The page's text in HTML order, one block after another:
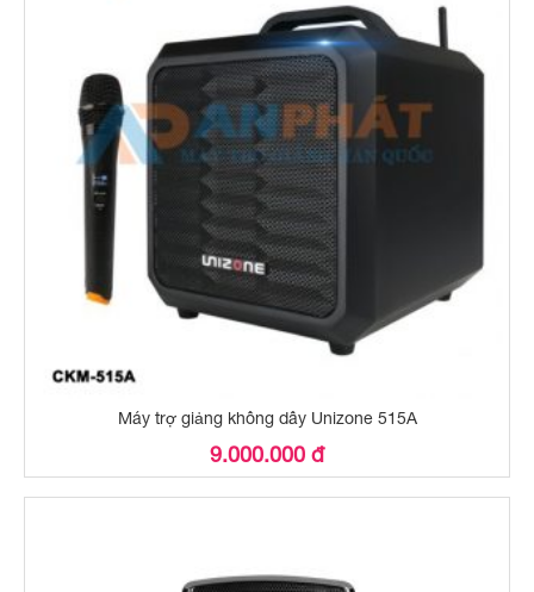
Máy trợ giảng không dây Unizone 515A
9.000.000 đ